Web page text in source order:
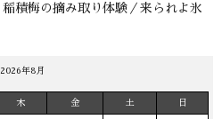
積梅の摘み取り体験／来られよ氷
2026年8月
木 金 土 日